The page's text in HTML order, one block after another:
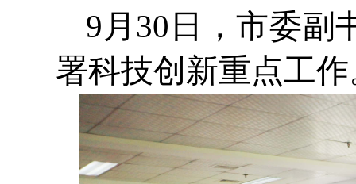
9月30日，市委副
署科技创新重点工